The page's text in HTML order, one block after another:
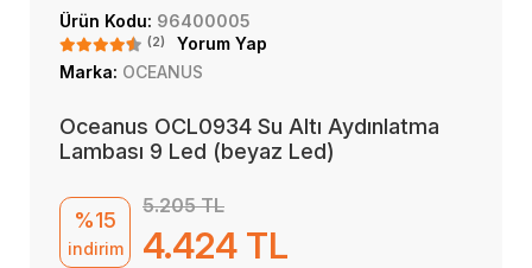
Ürün Kodu: 96400005
(2)
Yorum Yap
Marka: OCEANUS
Oceanus OCL0934 Su Altı Aydınlatma
Lambası 9 Led (beyaz Led)
%15
indirim
5.205 TL
4.424 TL